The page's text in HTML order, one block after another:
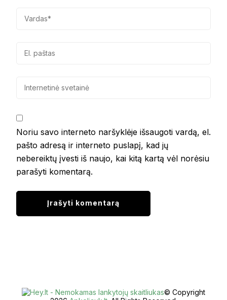
Noriu savo interneto naršyklėje išsaugoti vardą, el.
pašto adresą ir interneto puslapį, kad jų
nebereiktų įvesti iš naujo, kai kitą kartą vėl norėsiu
parašyti komentarą.
© Copyright